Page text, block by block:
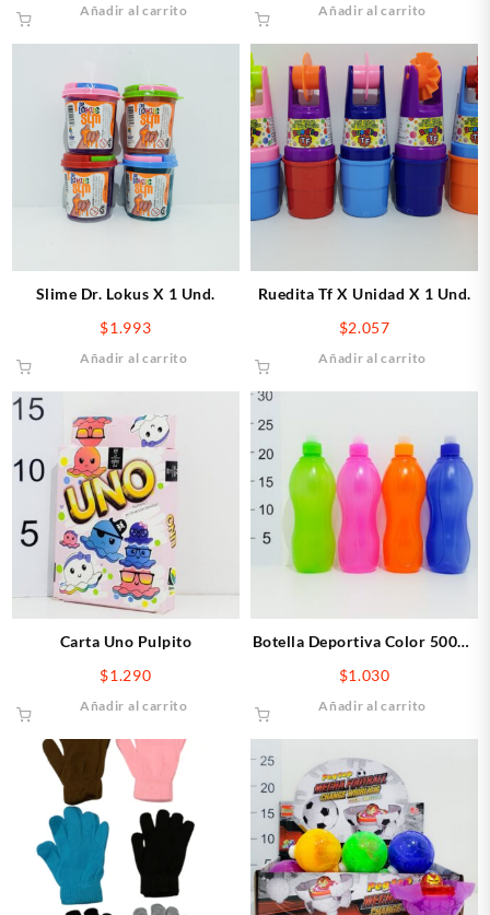
Añadir al carrito Añadir al carrito
Slime Dr. Lokus X 1 Und.
$1.993
Añadir al carrito
Ruedita Tf X Unidad X 1 Und.
$2.057
Añadir al carrito
Carta Uno Pulpito
$1.290
Añadir al carrito
Botella Deportiva Color 500ml
$1.030
Añadir al carrito